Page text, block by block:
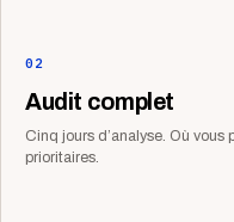
02
Audit complet
Cinq jours d’analyse. Où
prioritaires.